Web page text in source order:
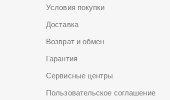
Условия покупки
Доставка
Возврат и обмен
Гарантия
Сервисные центры
Пользовательское соглашение